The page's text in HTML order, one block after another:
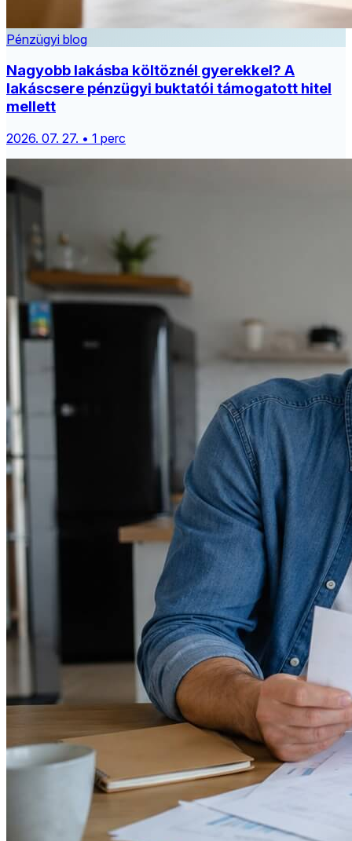
Pénzügyi blog
Nagyobb lakásba költöznél gyerekkel? A
lakáscsere pénzügyi buktatói támogatott hitel
mellett
2026. 07. 27. • 1 perc